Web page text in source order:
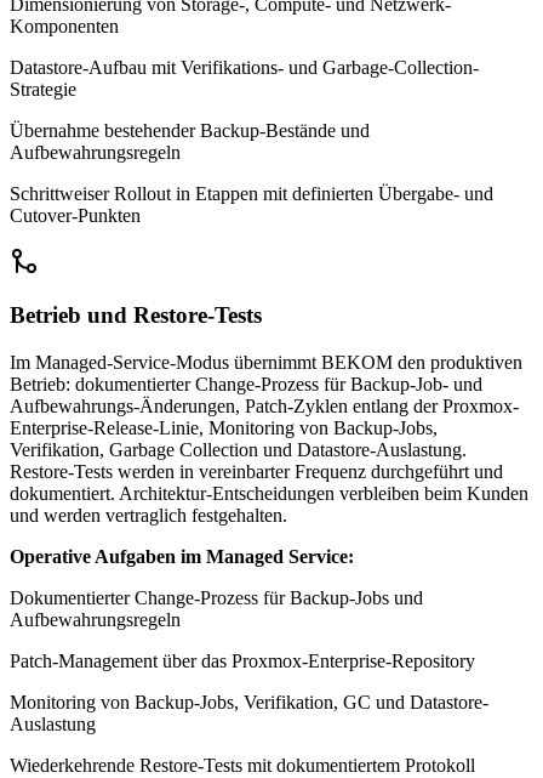
Komponenten
Datastore-Aufbau mit Verifikations- und Garbage-Collection-
Strategie
Übernahme bestehender Backup-Bestände und
Aufbewahrungsregeln
Schrittweiser Rollout in Etappen mit definierten Übergabe- und
Cutover-Punkten
Betrieb und Restore-Tests
Im Managed-Service-Modus übernimmt BEKOM den produktiven
Betrieb: dokumentierter Change-Prozess für Backup-Job- und
Aufbewahrungs-Änderungen, Patch-Zyklen entlang der Proxmox-
Enterprise-Release-Linie, Monitoring von Backup-Jobs,
Verifikation, Garbage Collection und Datastore-Auslastung.
Restore-Tests werden in vereinbarter Frequenz durchgeführt und
dokumentiert. Architektur-Entscheidungen verbleiben beim Kunden
und werden vertraglich festgehalten.
Operative Aufgaben im Managed Service:
Dokumentierter Change-Prozess für Backup-Jobs und
Aufbewahrungsregeln
Patch-Management über das Proxmox-Enterprise-Repository
Monitoring von Backup-Jobs, Verifikation, GC und Datastore-
Auslastung
Wiederkehrende Restore-Tests mit dokumentiertem Protokoll